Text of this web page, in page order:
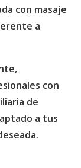
con masaje
a
con
de
a tus